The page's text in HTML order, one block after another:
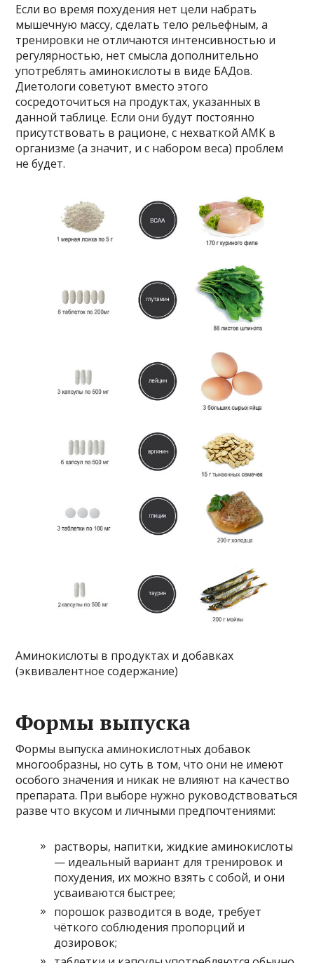
Если во время похудения нет цели набрать
мышечную массу, сделать тело рельефным, а
тренировки не отличаются интенсивностью и
регулярностью, нет смысла дополнительно
употреблять аминокислоты в виде БАДов.
Диетологи советуют вместо этого
сосредоточиться на продуктах, указанных в
данной таблице. Если они будут постоянно
присутствовать в рационе, с нехваткой АМК в
организме (а значит, и с набором веса) проблем
не будет.
Аминокислоты в продуктах и добавках
(эквивалентное содержание)
Формы выпуска
Формы выпуска аминокислотных добавок
многообразны, но суть в том, что они не имеют
особого значения и никак не влияют на качество
препарата. При выборе нужно руководствоваться
разве что вкусом и личными предпочтениями:
растворы, напитки, жидкие аминокислоты
— идеальный вариант для тренировок и
похудения, их можно взять с собой, и они
усваиваются быстрее;
порошок разводится в воде, требует
чёткого соблюдения пропорций и
дозировок;